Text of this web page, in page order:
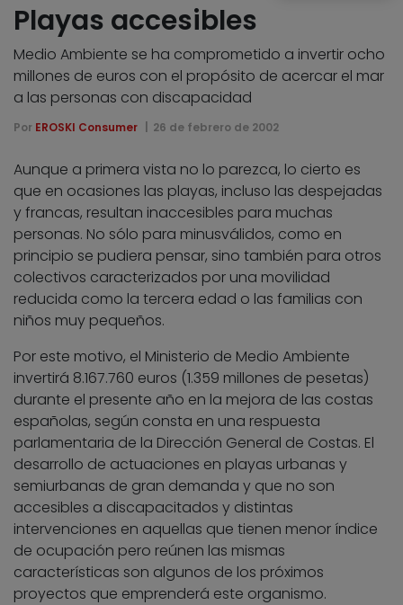
Playas accesibles
Medio Ambiente se ha comprometido a invertir ocho
millones de euros con el propósito de acercar el mar
a las personas con discapacidad
Por EROSKI Consumer 26 de febrero de 2002
Aunque a primera vista no lo parezca, lo cierto es
que en ocasiones las playas, incluso las despejadas
y francas, resultan inaccesibles para muchas
personas. No sólo para minusválidos, como en
principio se pudiera pensar, sino también para otros
colectivos caracterizados por una movilidad
reducida como la tercera edad o las familias con
niños muy pequeños.
Por este motivo, el Ministerio de Medio Ambiente
invertirá 8.167.760 euros (1.359 millones de pesetas)
durante el presente año en la mejora de las costas
españolas, según consta en una respuesta
parlamentaria de la Dirección General de Costas. El
desarrollo de actuaciones en playas urbanas y
semiurbanas de gran demanda y que no son
accesibles a discapacitados y distintas
intervenciones en aquellas que tienen menor índice
de ocupación pero reúnen las mismas
características son algunos de los próximos
proyectos que emprenderá este organismo.